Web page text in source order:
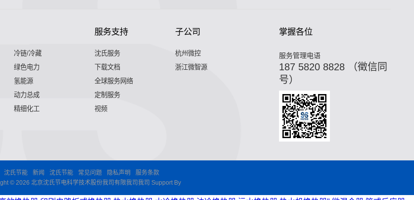
冷链/冷藏
绿色电力
氢能源
动力总成
精细化工
服务支持
沈氏服务
下载文档
全球服务网络
定制服务
视频
子公司
杭州微控
浙江微智源
掌握各位
服务管理电语
187 5820 8828 （徵信同
号）
沈氏节能 新闻 沈氏节能 常见问题 隐私声明
服务条款
© 2026 北京沈氏节电科学技术股份我司有限我司我司 Support By